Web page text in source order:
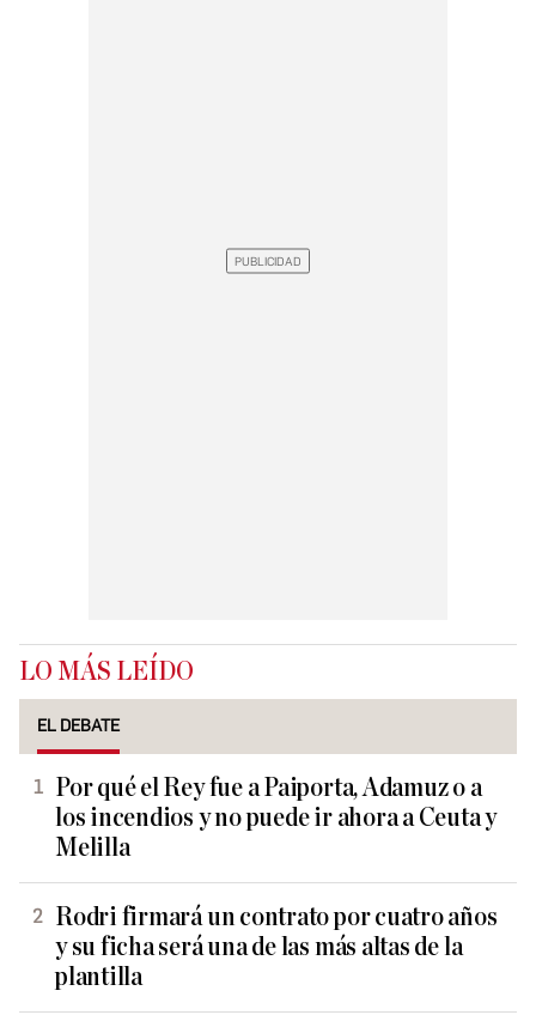
LO MÁS LEÍDO
EL DEBATE
Por qué el Rey fue a Paiporta, Adamuz o a
los incendios y no puede ir ahora a Ceuta y
Melilla
Rodri firmará un contrato por cuatro años
y su ficha será una de las más altas de la
plantilla